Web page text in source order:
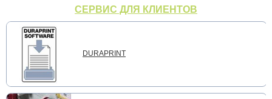
СЕРВИС ДЛЯ КЛИЕНТОВ
DURAPRINT